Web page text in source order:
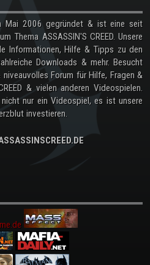
Mai 2006 gegründet & ist eine seit
Thema ASSASSIN'S CREED. Unsere
Informationen, Hilfe & Tipps zu den
Downloads & mehr. Besucht
Forum für Hilfe, Fragen &
& vielen anderen Videospielen.
nicht nur ein Videospiel, es ist unsere
investieren.